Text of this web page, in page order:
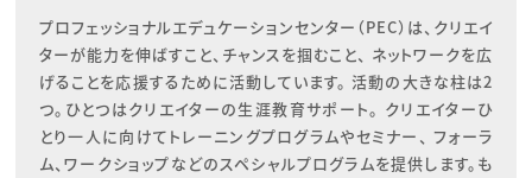
プロフェッショナルエデュケーションセンター（PEC）は、クリエイ
ターが能力を伸ばすこと、チャンスを掴むこと、 ネットワークを広
げることを応援するために活動しています。 活動の大きな柱は2
つ。ひとつはクリエイターの生涯教育サポート。 クリエイターひ
とり一人に向けてトレーニングプログラムやセミナー、 フォーラ
ム、ワークショップなどのスペシャルプログラムを提供します。も